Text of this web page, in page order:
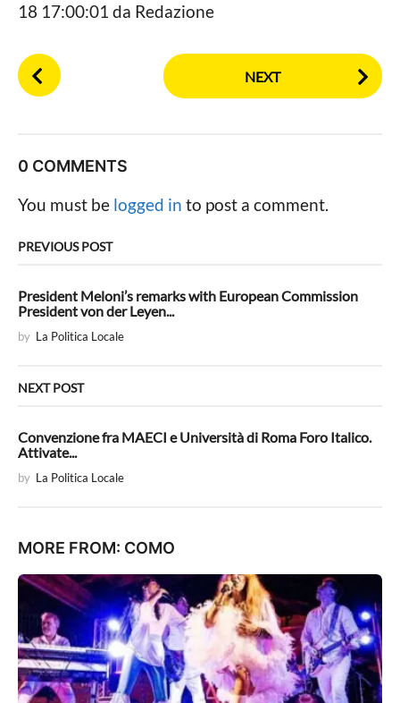
18 17:00:01 da Redazione
P
o
P
a
g
n
t
i
o
NEXT
0 COMMENTS
You must be logged in to post a comment.
PREVIOUS POST
President Meloni’s remarks with European Commission
President von der Leyen...
by La Politica Locale
NEXT POST
Convenzione fra MAECI e Università di Roma Foro Italico.
Attivate...
by La Politica Locale
MORE FROM: COMO